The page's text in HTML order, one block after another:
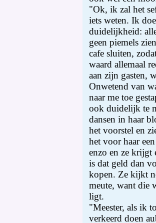
"Ok, ik zal het
iets weten. Ik
duidelijkheid:
geen piemels
cafe sluiten,
waard allemaal
aan zijn gasten,
Onwetend van
naar me toe
ook duidelijk te
dansen in haar
het voorstel en
het voor haar
enzo en ze krijgt
is dat geld dan
kopen. Ze kijkt
meute, want die
ligt.
"Meester, als ik
verkeerd doen